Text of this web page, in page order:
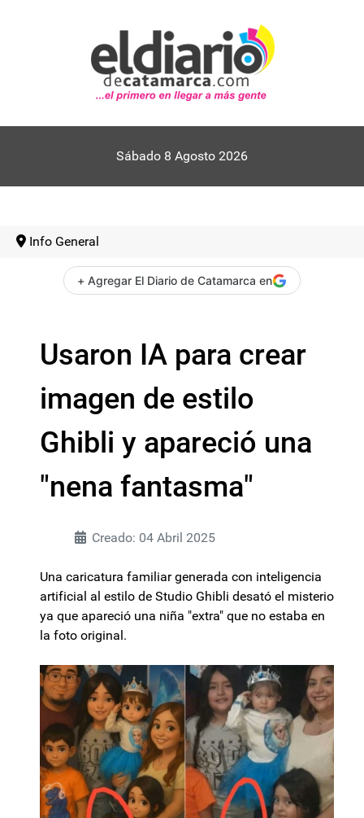
Sábado 8 Agosto 2026
Info General
+ Agregar El Diario de Catamarca en
Usaron IA para crear
imagen de estilo
Ghibli y apareció una
"nena fantasma"
Creado: 04 Abril 2025
Una caricatura familiar generada con inteligencia
artificial al estilo de Studio Ghibli desató el misterio
ya que apareció una niña "extra" que no estaba en
la foto original.